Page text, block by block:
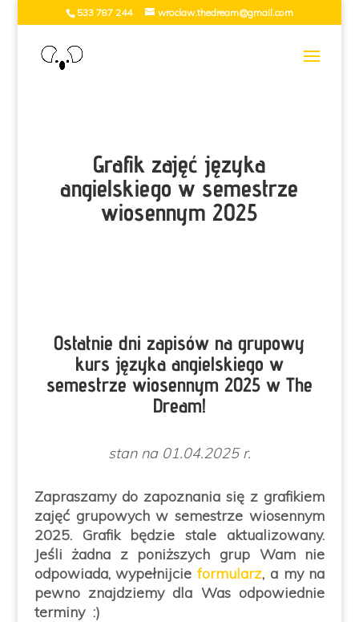
533 787 244 wroclaw.thedream@gmail.com
Grafik zajęć języka
angielskiego w semestrze
wiosennym 2025
Ostatnie dni zapisów na grupowy
kurs języka angielskiego w
semestrze wiosennym 2025 w The
Dream!
stan na 01.04.2025 r.
Zapraszamy do zapoznania się z grafikiem
zajęć grupowych w semestrze wiosennym
2025. Grafik będzie stale aktualizowany.
Jeśli żadna z poniższych grup Wam nie
odpowiada, wypełnijcieformularz, a my na
pewno znajdziemy dla Was odpowiednie
terminy :)